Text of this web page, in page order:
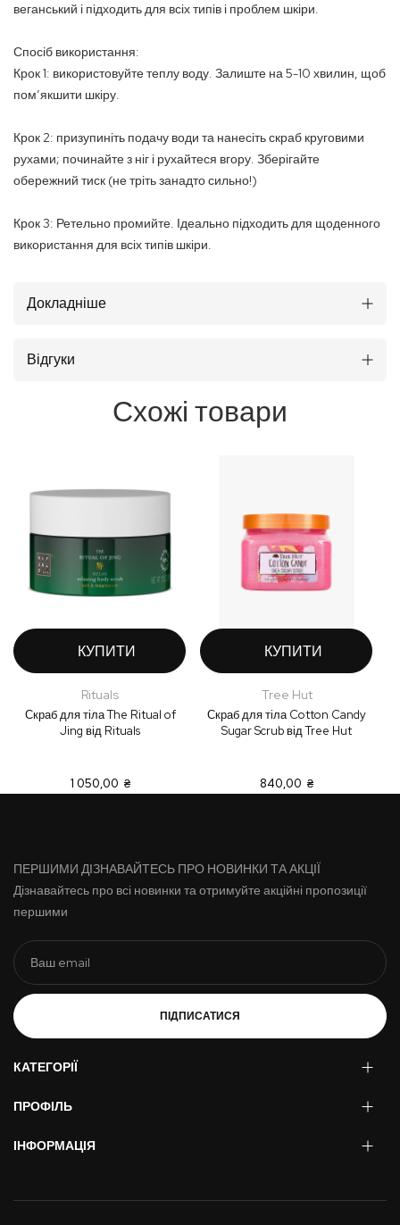
веганський і підходить для всіх типів і проблем шкіри.
Спосіб використання:
Крок 1: використовуйте теплу воду. Залиште на 5-10 хвилин, щоб
пом’якшити шкіру.
Крок 2: призупиніть подачу води та нанесіть скраб круговими
рухами; починайте з ніг і рухайтеся вгору. Зберігайте
обережний тиск (не тріть занадто сильно!)
Крок 3: Ретельно промийте. Ідеально підходить для щоденного
використання для всіх типів шкіри.
Докладніше
Відгуки
Схожі товари
КУПИТИ
Rituals
Скраб для тіла The Ritual of
Jing від Rituals
1 050,00 ₴
КУПИТИ
Tree Hut
Скраб для тіла Cotton Candy
Sugar Scrub від Tree Hut
840,00 ₴
ПЕРШИМИ ДІЗНАВАЙТЕСЬ ПРО НОВИНКИ ТА АКЦІЇ
Дізнавайтесь про всі новинки та отримуйте акційні пропозиції
першими
ПІДПИСАТИСЯ
КАТЕГОРІЇ
ПРОФІЛЬ
ІНФОРМАЦІЯ